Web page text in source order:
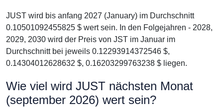
JUST wird bis anfang 2027 (January) im Durchschnitt
0.10501092455825 $ wert sein. In den Folgejahren - 2028,
2029, 2030 wird der Preis von JST im Januar im
Durchschnitt bei jeweils 0.12293914372546 $,
0.14304012628632 $, 0.16203299763238 $ liegen.
Wie viel wird JUST nächsten Monat
(september 2026) wert sein?